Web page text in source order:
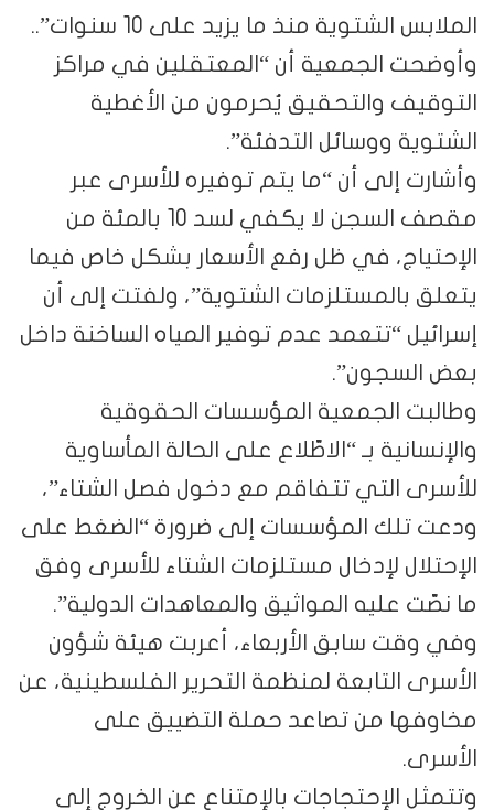
الملابس الشتوية منذ ما يزيد على 10 سنوات”..
وأوضحت الجمعية أن “المعتقلين في مراكز
التوقيف والتحقيق يُحرمون من الأغطية
الشتوية ووسائل التدفئة”.
وأشارت إلى أن “ما يتم توفيره للأسرى عبر
مقصف السجن لا يكفي لسد 10 بالمئة من
الإحتياج، في ظل رفع الأسعار بشكل خاص فيما
يتعلق بالمستلزمات الشتوية”، ولفتت إلى أن
إسرائيل “تتعمد عدم توفير المياه الساخنة داخل
بعض السجون”.
وطالبت الجمعية المؤسسات الحقوقية
والإنسانية بـ “الاطّلاع على الحالة المأساوية
للأسرى التي تتفاقم مع دخول فصل الشتاء”،
ودعت تلك المؤسسات إلى ضرورة “الضغط على
الإحتلال لإدخال مستلزمات الشتاء للأسرى وفق
ما نصّت عليه المواثيق والمعاهدات الدولية”.
وفي وقت سابق الأربعاء، أعربت هيئة شؤون
الأسرى التابعة لمنظمة التحرير الفلسطينية، عن
مخاوفها من تصاعد حملة التضييق على
الأسرى.
وتتمثل الإحتجاجات بالإمتناع عن الخروج إلى